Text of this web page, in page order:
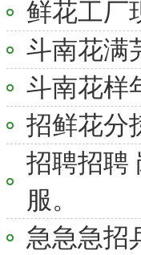
鲜花工厂
斗南花满
斗南花样
招鲜花分
招聘招聘
服。
急急急招